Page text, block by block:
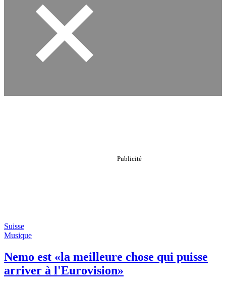
Suisse
Musique
Nemo est «la meilleure chose qui puisse
arriver à l'Eurovision»